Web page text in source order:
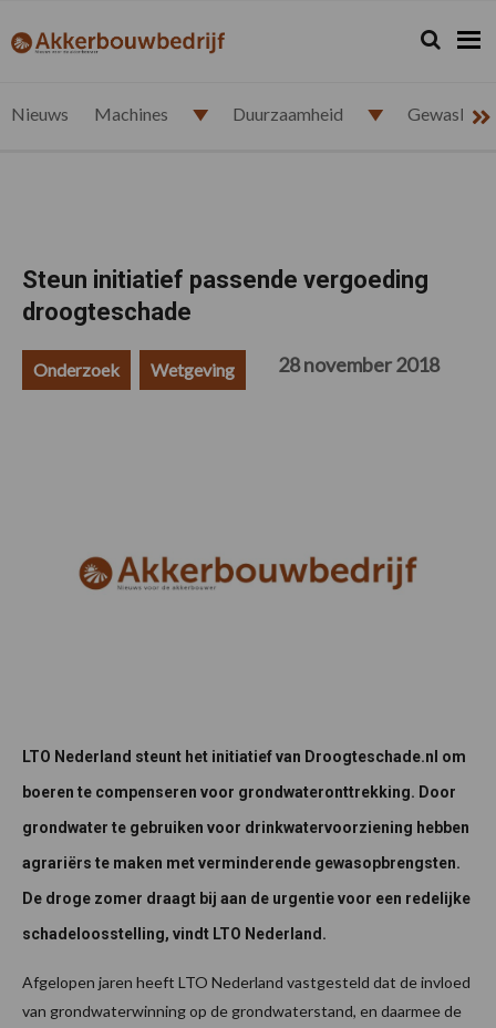
de
de
de
de
akkerbouwbedrijf.nl Zoeken...
Zoek
Nieuws Machines Duurzaamheid
Steun initiatief passende vergoeding
droogteschade
Onderzoek Wetgeving 28 november 2018
LTO Nederland steunt het initiatief van Droogteschade.nl om
boeren te compenseren voor grondwateronttrekking. Door
grondwater te gebruiken voor drinkwatervoorziening hebben
agrariërs te maken met verminderende gewasopbrengsten.
De droge zomer draagt bij aan de urgentie voor een redelijke
schadeloosstelling, vindt LTO Nederland.
Afgelopen jaren heeft LTO Nederland vastgesteld dat de invloed
van grondwaterwinning op de grondwaterstand, en daarmee de